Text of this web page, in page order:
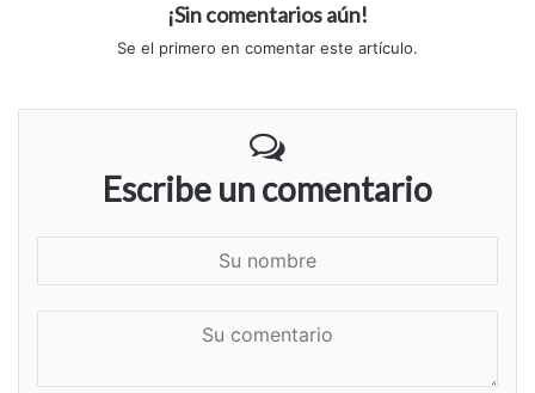
¡Sin comentarios aún!
Se el primero en comentar este artículo.
Escribe un comentario